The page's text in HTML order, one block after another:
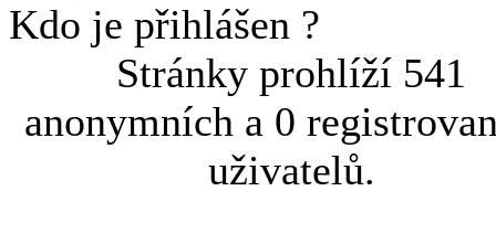
Kdo je přihlášen ?
Stránky prohlíží 541
anonymních a 0
uživatelů.